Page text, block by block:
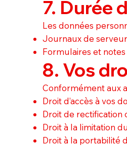
7. Durée
Les données
Journaux de serveur
Formulaires et
8. Vos
Conformément aux
Droit d’accès à vos
Droit de rectification
Droit à la limitation
Droit à la portabilité